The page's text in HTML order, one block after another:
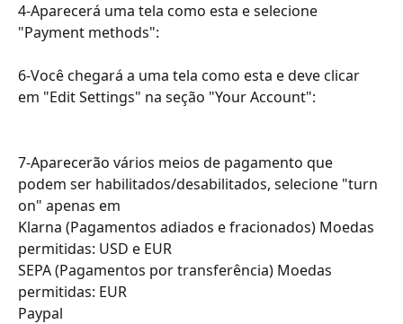
4-Aparecerá uma tela como esta e selecione
"Payment methods":
6-Você chegará a uma tela como esta e deve clicar
em "Edit Settings" na seção "Your Account":
7-Aparecerão vários meios de pagamento que
podem ser habilitados/desabilitados, selecione "turn
on" apenas em
Klarna (Pagamentos adiados e fracionados) Moedas
permitidas: USD e EUR
SEPA (Pagamentos por transferência) Moedas
permitidas: EUR
Paypal